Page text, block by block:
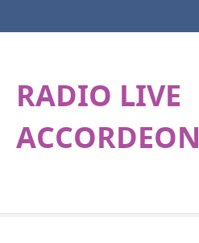
RADIO LIVE
ACCORDEON